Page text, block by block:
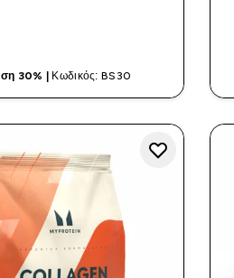
30% | Κωδικός: BS30